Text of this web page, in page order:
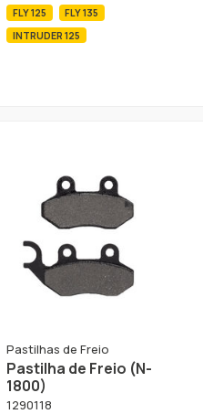
FLY 125
FLY 135
INTRUDER 125
Pastilhas de Freio
Pastilha de Freio (N-
1800)
1290118